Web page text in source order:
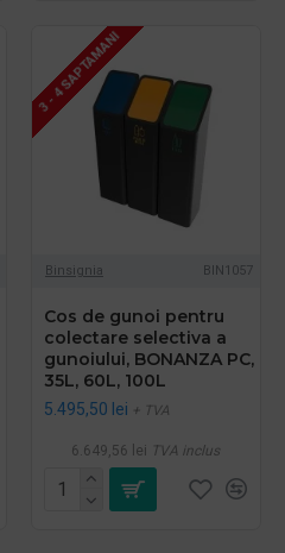
3 - 4 SAPTAMANI
Binsignia BIN1057
Cos de gunoi pentru
colectare selectiva a
gunoiului, BONANZA PC,
35L, 60L, 100L
5.495,50 lei + TVA
6.649,56 lei TVA inclus